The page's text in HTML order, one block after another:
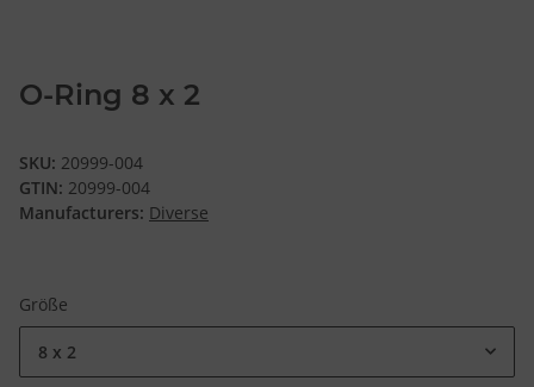
O-Ring 8 x 2
SKU: 20999-004
GTIN: 20999-004
Manufacturers: Diverse
Größe
8 x 2